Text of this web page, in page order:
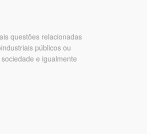
questões relacionadas
públicos ou
e igualmente